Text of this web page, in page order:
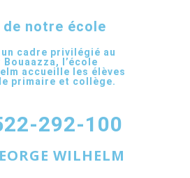
notre école
cadre privilégié au
l’école
accueille les élèves
primaire et collège.
292-100
WILHELM